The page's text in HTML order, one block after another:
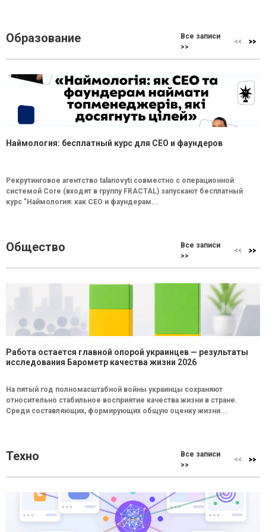
Образование
Все записи
>>
Наймология: бесплатный курс для CEO и фаундеров
Рекрутинговое агентство talanovyti совместно с операционной
системой Core (входят в группу FRACTAL) запускают бесплатный
курс "Наймология: как СEO и фаундерам...
Общество
Все записи
>>
Работа остается главной опорой украинцев — результаты
исследования Барометр качества жизни 2026
На пятый год полномасштабной войны украинцы сохраняют
относительно стабильное восприятие качества жизни в стране.
Среди составляющих, формирующих общую оценку жизни...
Техно
Все записи
>>